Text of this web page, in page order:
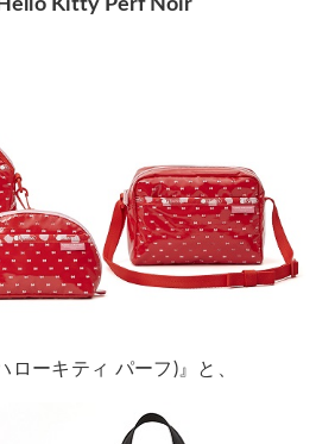
Kitty Perf Noir
ーキティ パーフ)』と、